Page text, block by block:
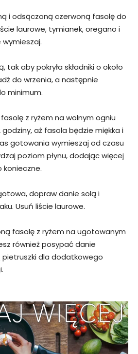
i odsączoną czerwoną fasolę do
laurowe, tymianek, oregano i
tak aby pokryła składniki o około
do wrzenia, a następnie
minimum.
z ryżem na wolnym ogniu
godziny, aż fasola będzie miękka i
gotowania wymieszaj od czasu
poziom płynu, dodając więcej
konieczne.
dopraw danie solą i
Usuń liście laurowe.
fasolę z ryżem na ugotowanym
również posypać danie
dla dodatkowego